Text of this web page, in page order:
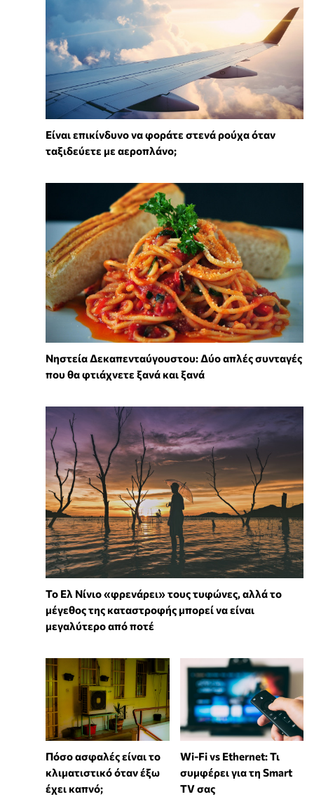
⁠Είναι επικίνδυνο να φοράτε στενά ρούχα όταν
ταξιδεύετε με αεροπλάνο;
Νηστεία Δεκαπενταύγουστου: Δύο απλές συνταγές
που θα φτιάχνετε ξανά και ξανά
Το Ελ Νίνιο «φρενάρει» τους τυφώνες, αλλά το
μέγεθος της καταστροφής μπορεί να είναι
μεγαλύτερο από ποτέ
Πόσο ασφαλές είναι το
κλιματιστικό όταν έξω
έχει καπνό;
Wi-Fi vs Ethernet: Τι
συμφέρει για τη Smart
TV σας